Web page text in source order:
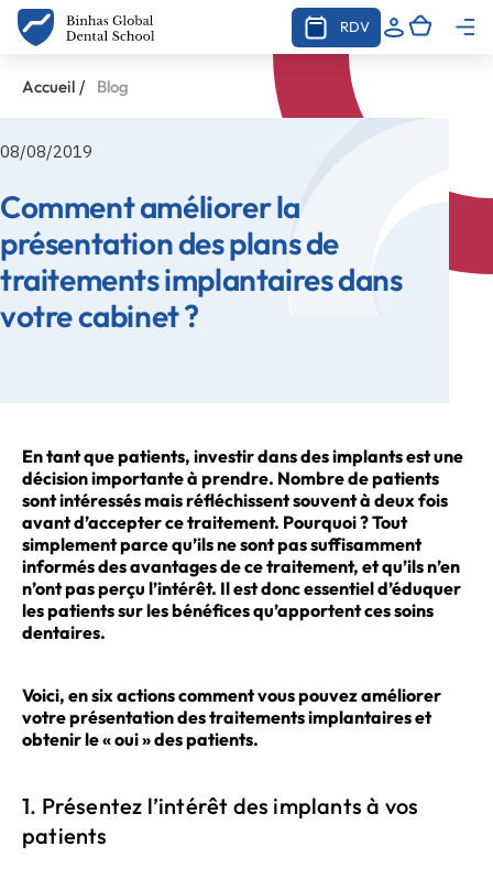
RDV
Accueil / Blog
08/08/2019
Comment améliorer la
présentation des plans de
traitements implantaires dans
votre cabinet ?
En tant que patients, investir dans des implants est une
décision importante à prendre. Nombre de patients
sont intéressés mais réfléchissent souvent à deux fois
avant d’accepter ce traitement. Pourquoi ? Tout
simplement parce qu’ils ne sont pas suffisamment
informés des avantages de ce traitement, et qu’ils n’en
n’ont pas perçu l’intérêt. Il est donc essentiel d’éduquer
les patients sur les bénéfices qu’apportent ces soins
dentaires.
Voici, en six actions comment vous pouvez améliorer
votre présentation des traitements implantaires et
obtenir le « oui » des patients.
1. Présentez l’intérêt des implants à vos
patients